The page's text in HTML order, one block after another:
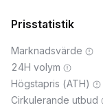
Prisstatistik
Marknadsvärde
24H volym
Högstapris (ATH)
Cirkulerande utbud